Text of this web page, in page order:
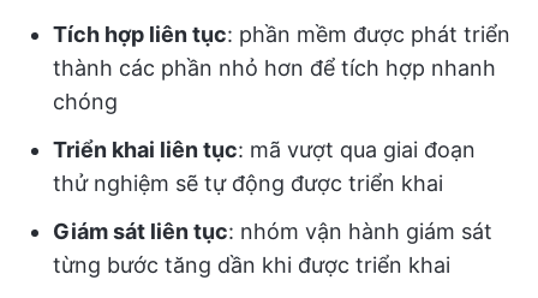
Tích hợp liên tục: phần mềm được phát triển
thành các phần nhỏ hơn để tích hợp nhanh
chóng
Triển khai liên tục: mã vượt qua giai đoạn
thử nghiệm sẽ tự động được triển khai
Giám sát liên tục: nhóm vận hành giám sát
từng bước tăng dần khi được triển khai